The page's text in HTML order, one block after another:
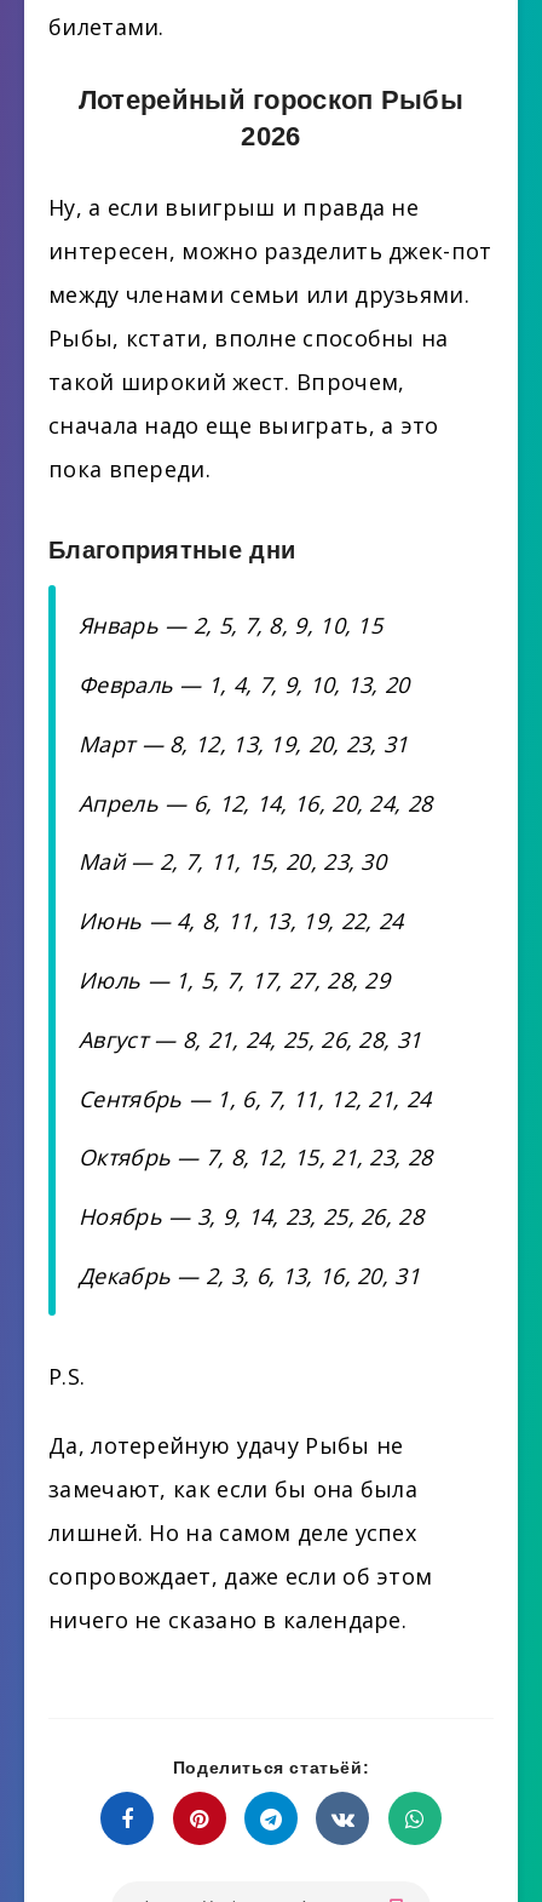
билетами.
Лотерейный гороскоп Рыбы
2026
Ну, а если выигрыш и правда не
интересен, можно разделить джек-пот
между членами семьи или друзьями.
Рыбы, кстати, вполне способны на
такой широкий жест. Впрочем,
сначала надо еще выиграть, а это
пока впереди.
Благоприятные дни
Январь — 2, 5, 7, 8, 9, 10, 15
Февраль — 1, 4, 7, 9, 10, 13, 20
Март — 8, 12, 13, 19, 20, 23, 31
Апрель — 6, 12, 14, 16, 20, 24, 28
Май — 2, 7, 11, 15, 20, 23, 30
Июнь — 4, 8, 11, 13, 19, 22, 24
Июль — 1, 5, 7, 17, 27, 28, 29
Август — 8, 21, 24, 25, 26, 28, 31
Сентябрь — 1, 6, 7, 11, 12, 21, 24
Октябрь — 7, 8, 12, 15, 21, 23, 28
Ноябрь — 3, 9, 14, 23, 25, 26, 28
Декабрь — 2, 3, 6, 13, 16, 20, 31
P.S.
Да, лотерейную удачу Рыбы не
замечают, как если бы она была
лишней. Но на самом деле успех
сопровождает, даже если об этом
ничего не сказано в календаре.
Поделиться статьёй: